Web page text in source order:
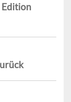
Edition